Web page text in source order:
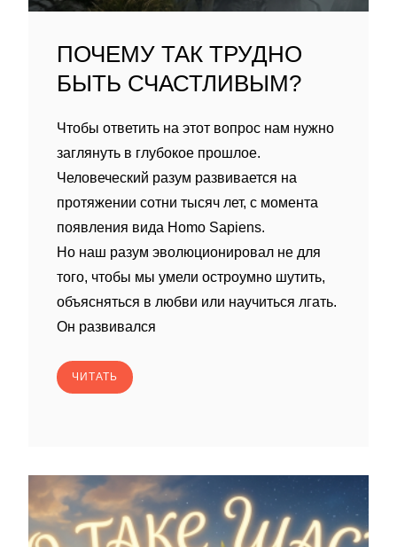
ПОЧЕМУ ТАК ТРУДНО
БЫТЬ СЧАСТЛИВЫМ?
Чтобы ответить на этот вопрос нам нужно
заглянуть в глубокое прошлое.
Человеческий разум развивается на
протяжении сотни тысяч лет, с момента
появления вида Homo Sapiens.
Но наш разум эволюционировал не для
того, чтобы мы умели остроумно шутить,
объясняться в любви или научиться лгать.
Он развивался
ЧИТАТЬ